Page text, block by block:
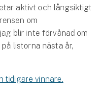
aktivt och långsiktigt
om
blir inte förvånad om
listorna nästa år,
tidigare vinnare.